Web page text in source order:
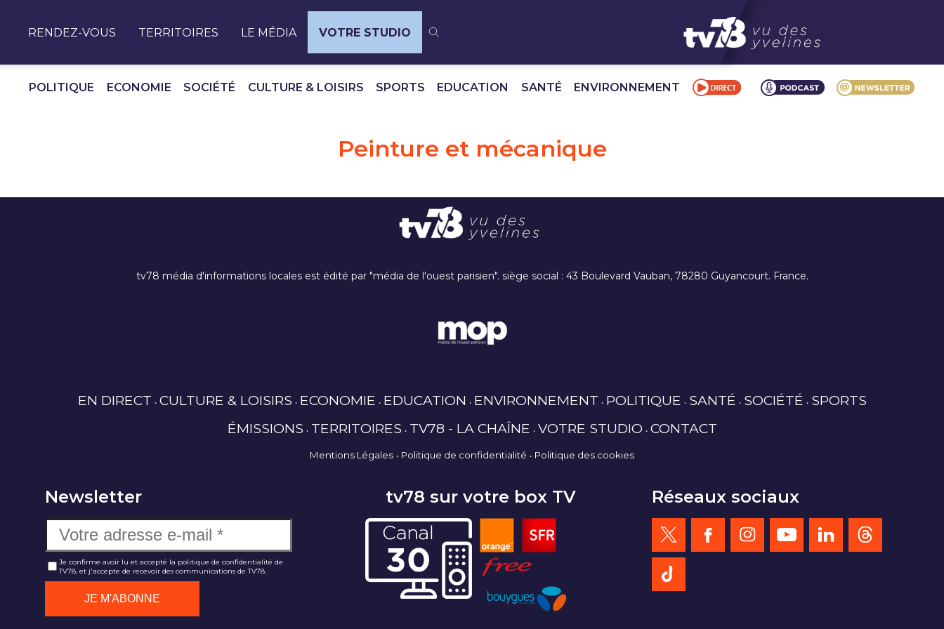
RENDEZ-VOUS TERRITOIRES LE MÉDIA VOTRE STUDIO
POLITIQUE ECONOMIE SOCIÉTÉ CULTURE & LOISIRS SPORTS EDUCATION SANTÉ ENVIRONNEMENT
Peinture et mécanique
tv78 média d'informations locales est édité par "média de l'ouest parisien". siège social : 43 Boulevard Vauban, 78280 Guyancourt. France.
EN DIRECT CULTURE & LOISIRS ECONOMIE EDUCATION ENVIRONNEMENT POLITIQUE SANTÉ SOCIÉTÉ SPORTS
ÉMISSIONS TERRITOIRES TV78 - LA CHAÎNE VOTRE STUDIO CONTACT
Mentions Légales Politique de confidentialité Politique des cookies
Newsletter
Je confirme avoir lu et accepté la politique de confidentialité de
TV78, et j'accepte de recevoir des communications de TV78.
tv78 sur votre box TV Réseaux sociaux